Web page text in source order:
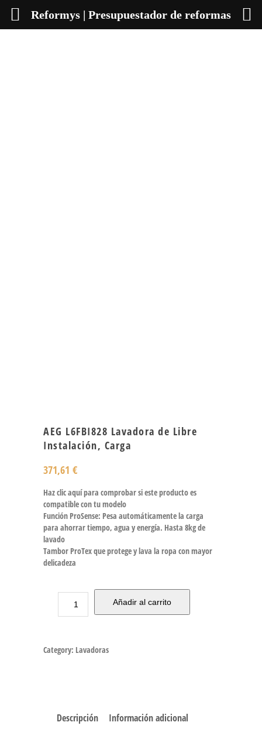
AEG L6FBI828 Lavadora de Libre
Instalación, Carga
371,61 €
Haz clic aquí para comprobar si este producto es
compatible con tu modelo
Función ProSense: Pesa automáticamente la carga
para ahorrar tiempo, agua y energía. Hasta 8kg de
lavado
Tambor ProTex que protege y lava la ropa con mayor
delicadeza
Añadir al carrito
Category: Lavadoras
Descripción Información adicional
Reformys | Presupuestador de reformas